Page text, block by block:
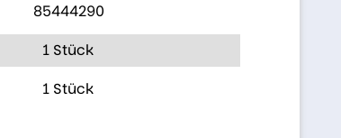
85444290
1 Stück
1 Stück